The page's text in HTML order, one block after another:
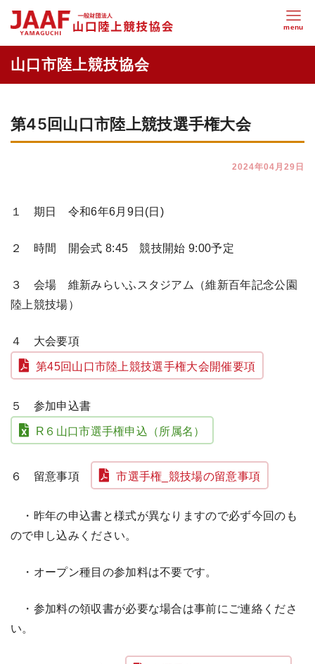
第45回山口市陸上競技選手権大会
2024年04月29日
１ 期日 令和6年6月9日(日)
２ 時間 開会式 8:45 競技開始 9:00予定
３ 会場 維新みらいふスタジアム（維新百年記念公園
陸上競技場）
４ 大会要項
第45回山口市陸上競技選手権大会開催要項
５ 参加申込書
R６山口市選手権申込（所属名）
６ 留意事項 市選手権_競技場の留意事項
・ 昨年の申込書と様式が異なりますので必ず今回のも
ので申し込みください。
・オープン種目の参加料は不要です。
・参加料の領収書が必要な場合は事前にご連絡くださ
い。